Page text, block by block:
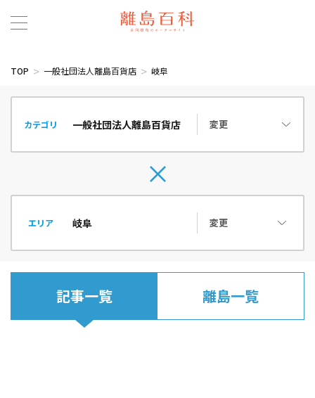
TOP 一般社団法人離島百貨店 岐阜
カテゴリ 変更
エリア 変更
記事一覧 離島一覧